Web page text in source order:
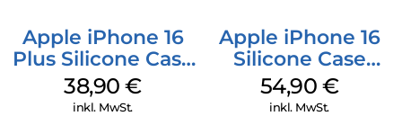
Apple iPhone 16
Plus Silicone Case
MagSafe Denim
38,90€
inkl. MwSt.
Apple iPhone 16
Silicone Case
MagSafe Lake
Green
54,90 €
inkl. MwSt.